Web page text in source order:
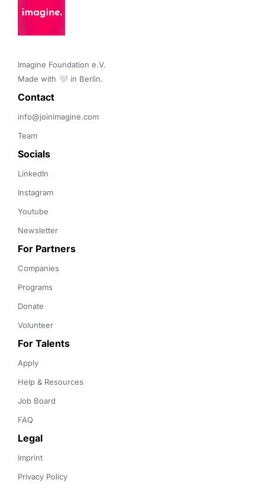
Imagine Foundation e.V.
Made with 🤍 in Berlin.
Contact
info@joinimagine.com
Team
Socials
LinkedIn
Instagram
Youtube
Newsletter
For Partners
Companies
Programs
Donate
Volunteer
For Talents
Apply
Help & Resources
Job Board
FAQ
Legal
Imprint
Privacy Policy